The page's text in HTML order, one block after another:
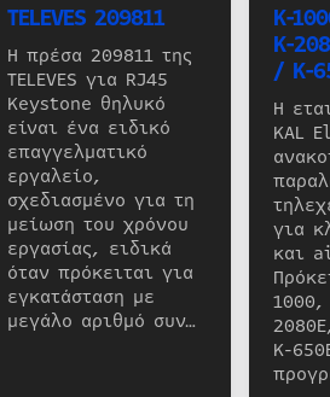
TELEVES 209811
Η πρέσα 209811 της
TELEVES για RJ45
Keystone θηλυκό
είναι ένα ειδικό
επαγγελματικό
εργαλείο,
σχεδιασμένο για τη
μείωση του χρόνου
εργασίας, ειδικά
όταν πρόκειται για
εγκατάσταση με
μεγάλο αριθμό συν…
K-
K-
/ K-
Η
KAL
για
και
1000,
K-